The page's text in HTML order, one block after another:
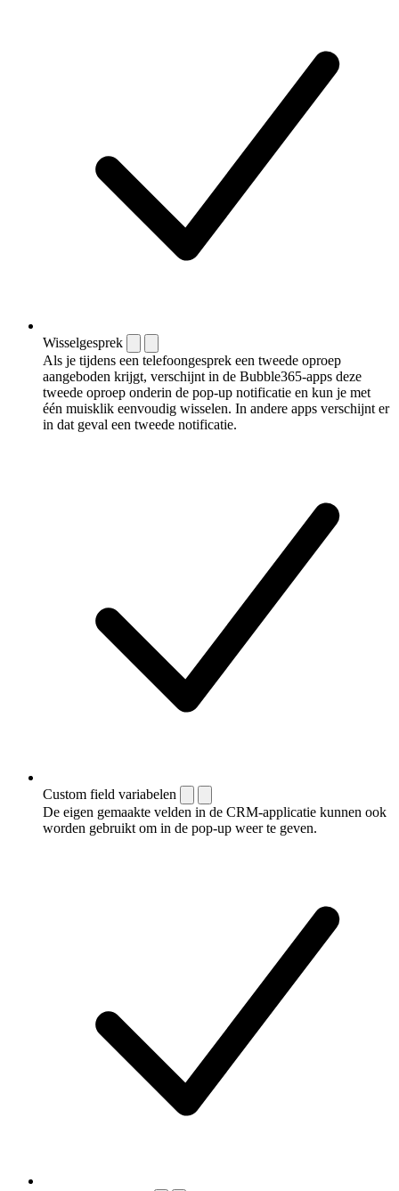
Wisselgesprek
Als je tijdens een telefoongesprek een tweede oproep
aangeboden krijgt, verschijnt in de Bubble365-apps deze
tweede oproep onderin de pop-up notificatie en kun je met
één muisklik eenvoudig wisselen. In andere apps verschijnt er
in dat geval een tweede notificatie.
Custom field variabelen
De eigen gemaakte velden in de CRM-applicatie kunnen ook
worden gebruikt om in de pop-up weer te geven.